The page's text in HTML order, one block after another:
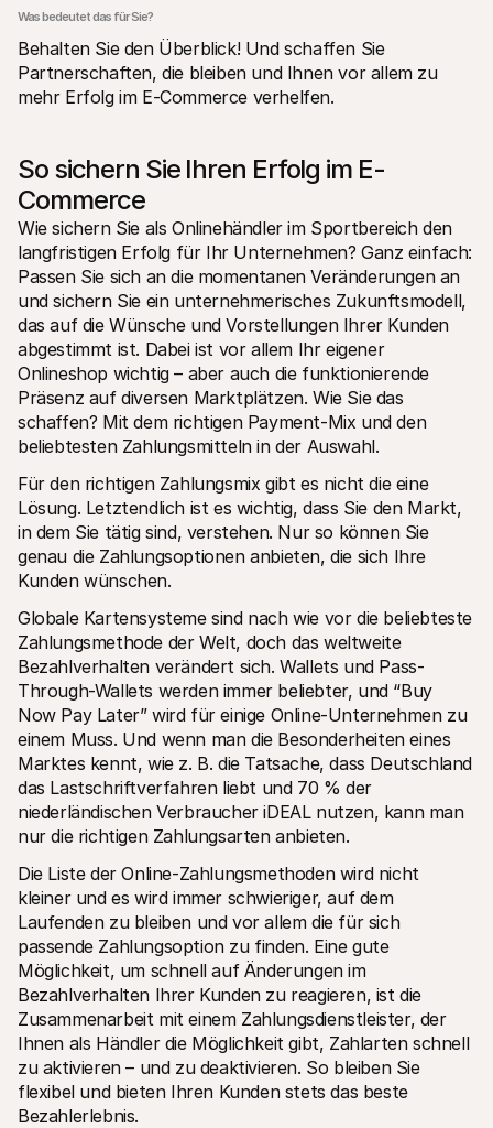
Was bedeutet das für Sie?
Behalten Sie den Überblick! Und schaffen Sie
Partnerschaften, die bleiben und Ihnen vor allem zu
mehr Erfolg im E-Commerce verhelfen.
So sichern Sie Ihren Erfolg im E-
Commerce
Wie sichern Sie als Onlinehändler im Sportbereich den
langfristigen Erfolg für Ihr Unternehmen? Ganz einfach:
Passen Sie sich an die momentanen Veränderungen an
und sichern Sie ein unternehmerisches Zukunftsmodell,
das auf die Wünsche und Vorstellungen Ihrer Kunden
abgestimmt ist. Dabei ist vor allem Ihr eigener
Onlineshop wichtig – aber auch die funktionierende
Präsenz auf diversen Marktplätzen. Wie Sie das
schaffen? Mit dem richtigen Payment-Mix und den
beliebtesten Zahlungsmitteln in der Auswahl.
Für den richtigen Zahlungsmix gibt es nicht die eine
Lösung. Letztendlich ist es wichtig, dass Sie den Markt,
in dem Sie tätig sind, verstehen. Nur so können Sie
genau die Zahlungsoptionen anbieten, die sich Ihre
Kunden wünschen.
Globale Kartensysteme sind nach wie vor die beliebteste
Zahlungsmethode der Welt, doch das weltweite
Bezahlverhalten verändert sich. Wallets und Pass-
Through-Wallets werden immer beliebter, und “Buy
Now Pay Later” wird für einige Online-Unternehmen zu
einem Muss. Und wenn man die Besonderheiten eines
Marktes kennt, wie z. B. die Tatsache, dass Deutschland
das Lastschriftverfahren liebt und 70 % der
niederländischen Verbraucher iDEAL nutzen, kann man
nur die richtigen Zahlungsarten anbieten.
Die Liste der Online-Zahlungsmethoden wird nicht
kleiner und es wird immer schwieriger, auf dem
Laufenden zu bleiben und vor allem die für sich
passende Zahlungsoption zu finden. Eine gute
Möglichkeit, um schnell auf Änderungen im
Bezahlverhalten Ihrer Kunden zu reagieren, ist die
Zusammenarbeit mit einem Zahlungsdienstleister, der
Ihnen als Händler die Möglichkeit gibt, Zahlarten schnell
zu aktivieren – und zu deaktivieren. So bleiben Sie
flexibel und bieten Ihren Kunden stets das beste
Bezahlerlebnis.